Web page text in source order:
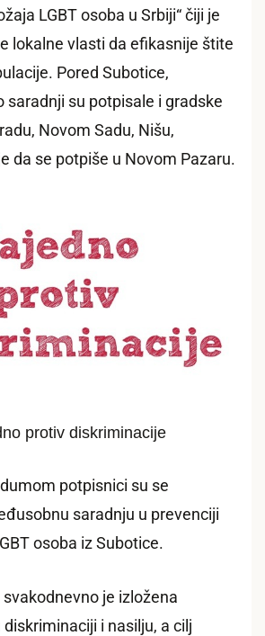
LGBT osoba u Srbiji“ čiji je
lokalne vlasti da efikasnije štite
Pored Subotice,
saradnji su potpisale i gradske
Novom Sadu, Nišu,
da se potpiše u Novom Pazaru.
protiv diskriminacije
potpisnici su se
saradnju u prevenciji
osoba iz Subotice.
svakodnevno je izložena
i nasilju, a cilj